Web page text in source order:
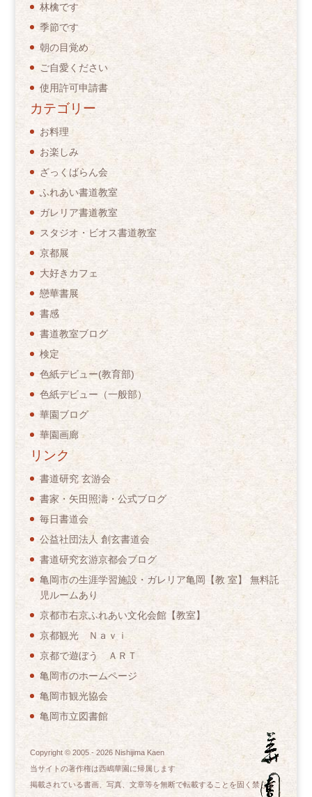
林檎です
季節です
朝の目覚め
ご自愛ください
使用許可申請書
カテゴリー
お料理
お楽しみ
ざっくばらん会
ふれあい書道教室
ガレリア書道教室
スタジオ・ビオス書道教室
京都展
大好きカフェ
戀華書展
書感
書道教室ブログ
検定
色紙デビュー(教育部)
色紙デビュー（一般部）
華園ブログ
華園画廊
リンク
書道研究 玄游会
書家・矢田照濤・公式ブログ
毎日書道会
公益社団法人 創玄書道会
書道研究玄游京都会ブログ
亀岡市の生涯学習施設・ガレリア亀岡【教 室】 無料託
児ルームあり
京都市右京ふれあい文化会館【教室】
京都観光 Ｎａｖｉ
京都で遊ぼう ＡＲＴ
亀岡市のホームページ
亀岡市観光協会
亀岡市立図書館
Copyright © 2005 - 2026Nishijima Kaen
当サイトの著作権は西嶋華園に帰属します
掲載されている書画、写真、文章等を無断で転載することを固く禁じま